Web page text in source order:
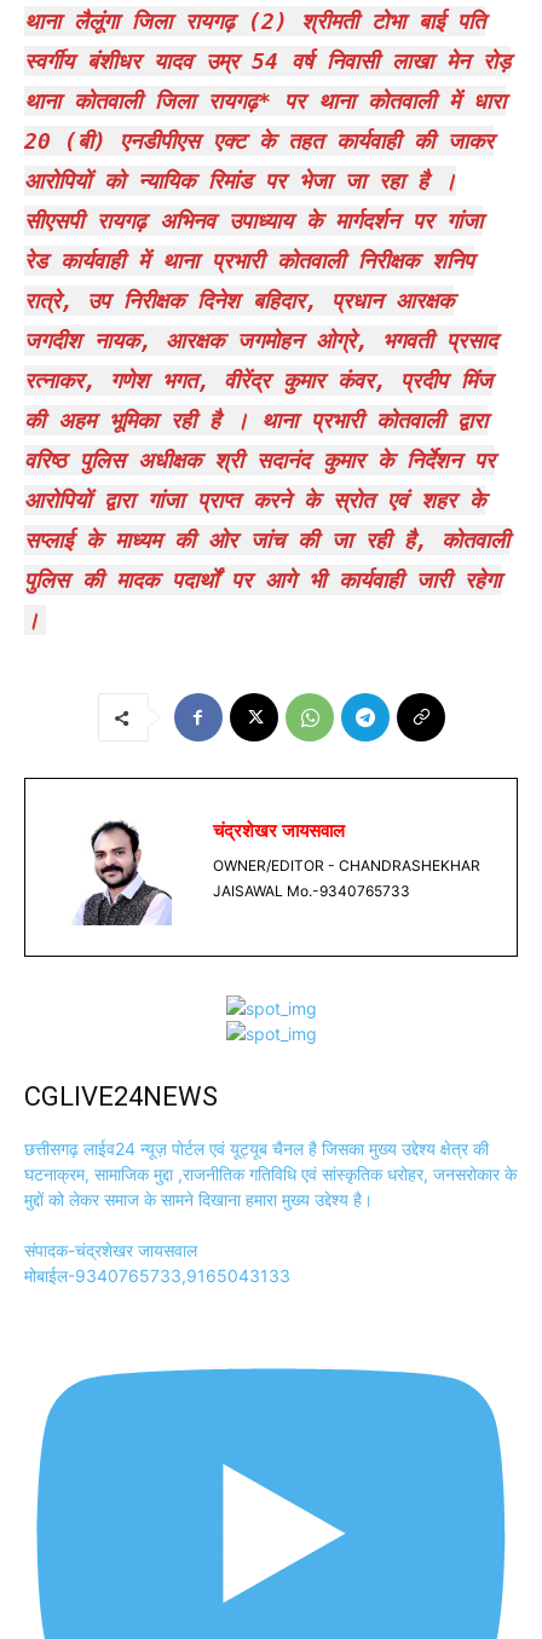
थाना लैलूंगा जिला रायगढ़ (2) श्रीमती टोभा बाई पति
स्वर्गीय बंशीधर यादव उम्र 54 वर्ष निवासी लाखा मेन रोड़
थाना कोतवाली जिला रायगढ़* पर थाना कोतवाली में धारा
20 (बी) एनडीपीएस एक्ट के तहत कार्यवाही की जाकर
आरोपियों को न्यायिक रिमांड पर भेजा जा रहा है ।
सीएसपी रायगढ़ अभिनव उपाध्याय के मार्गदर्शन पर गांजा
रेड कार्यवाही में थाना प्रभारी कोतवाली निरीक्षक शनिप
रात्रे, उप निरीक्षक दिनेश बहिदार, प्रधान आरक्षक
जगदीश नायक, आरक्षक जगमोहन ओग्रे, भगवती प्रसाद
रत्नाकर, गणेश भगत, वीरेंद्र कुमार कंवर, प्रदीप मिंज
की अहम भूमिका रही है । थाना प्रभारी कोतवाली द्वारा
वरिष्ठ पुलिस अधीक्षक श्री सदानंद कुमार के निर्देशन पर
आरोपियों द्वारा गांजा प्राप्त करने के स्रोत एवं शहर के
सप्लाई के माध्यम की ओर जांच की जा रही है, कोतवाली
पुलिस की मादक पदार्थों पर आगे भी कार्यवाही जारी रहेगा
।
चंद्रशेखर जायसवाल
OWNER/EDITOR - CHANDRASHEKHAR
JAISAWAL Mo.-9340765733
CGLIVE24NEWS
छत्तीसगढ़ लाईव24 न्यूज़ पोर्टल एवं यूट्यूब चैनल है जिसका मुख्य उद्देश्य क्षेत्र की
घटनाक्रम, सामाजिक मुद्दा ,राजनीतिक गतिविधि एवं सांस्कृतिक धरोहर, जनसरोकार के
मुद्दों को लेकर समाज के सामने दिखाना हमारा मुख्य उद्देश्य है।
संपादक-चंद्रशेखर जायसवाल
मोबाईल-9340765733,9165043133